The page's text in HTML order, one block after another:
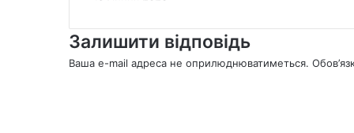
Залишити відповідь
Ваша e-mail адреса не оприлюднюватиметься.